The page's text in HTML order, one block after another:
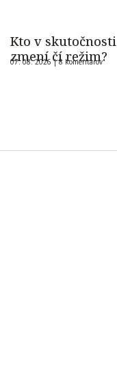
Kto v skutočnosti
zmení čí režim?
07. 08. 2026 |8 komentárov